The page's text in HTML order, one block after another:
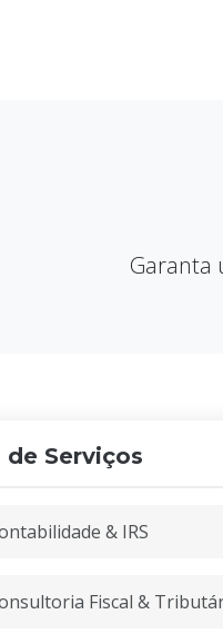
Garanta
de Serviços
& IRS
Fiscal &